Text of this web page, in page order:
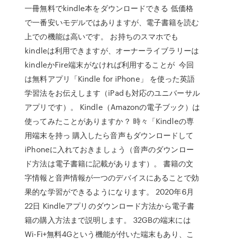
一冊無料でkindle本をダウンロードできる 低価格
で一番安いモデルではありますが、電子書籍を読む
上での機能は高いです。 お持ちのスマホでも
kindleは利用できますが、オーナーライブラリーは
kindleかFire端末がなければ利用することが 今回
は無料アプリ「Kindle for iPhone」 を使った英語
学習法をお伝えします（iPadも対応のユニバーサル
アプリです）。 Kindle（Amazonの電子ブック）は
使ってみたことがありますか？ 時々「Kindleの専
用端末を持っ 購入したら音声もダウンロードして
iPhoneに入れておきましょう（音声のダウンロー
ド方法は電子書籍に記載があります）。 書籍の文
字情報と音声情報が一つのデバイスにあることで効
果的な学習ができるようになります。 2020年6月
22日 Kindleアプリのダウンロード方法から電子書
籍の購入方法まで説明します。 32GBの端末には
Wi-Fi+無料4Gという機能が付いた端末もあり、こ